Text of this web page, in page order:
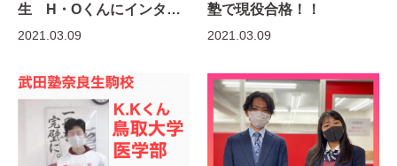
生 H・Oくんにインタビ
ュー！！【高１・高２生か
越谷校】
2021.03.09
塾で現役合格！！
2021.03.09